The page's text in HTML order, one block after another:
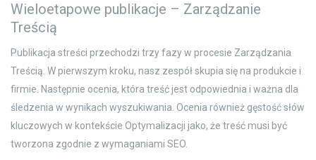
Wieloetapowe publikacje – Zarządzanie
Treścią
Publikacja streści przechodzi trzy fazy w procesie Zarządzania
Treścią. W pierwszym kroku, nasz zespół skupia się na produkcie i
firmie. Następnie ocenia, która treść jest odpowiednia i ważna dla
śledzenia w wynikach wyszukiwania. Ocenia również gęstość słów
kluczowych w kontekście Optymalizacji jako, że treść musi być
tworzona zgodnie z wymaganiami SEO.